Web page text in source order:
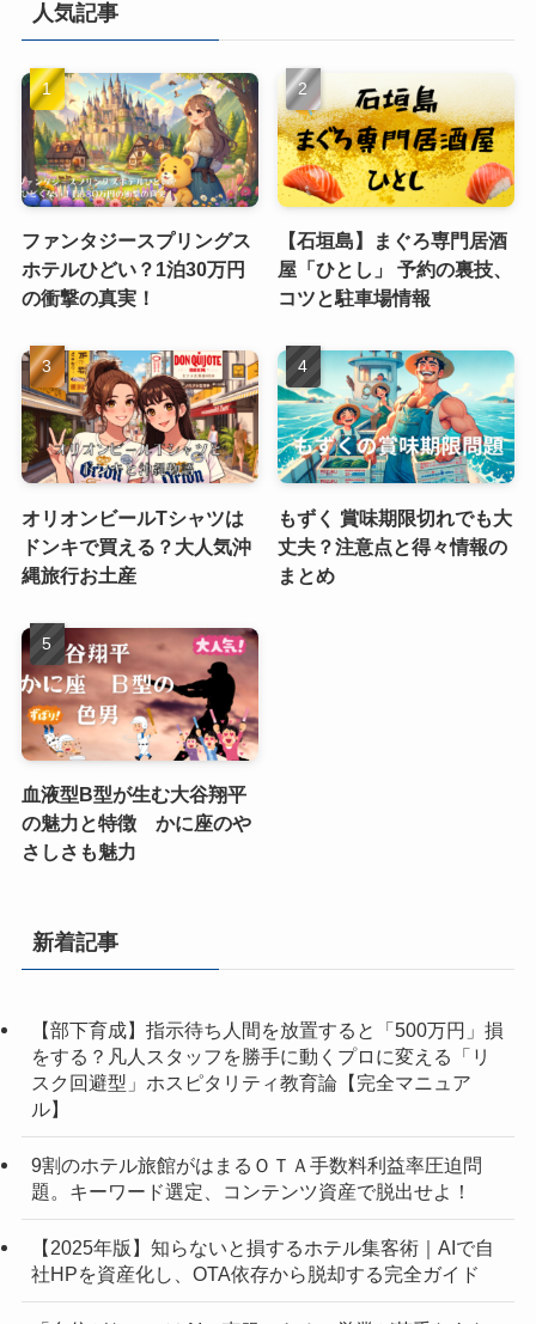
人気記事
ファンタジースプリングス
ホテルひどい？1泊30万円
の衝撃の真実！
【石垣島】まぐろ専門居酒
屋「ひとし」 予約の裏技、
コツと駐車場情報
オリオンビールTシャツは
ドンキで買える？大人気沖
縄旅行お土産
もずく 賞味期限切れでも大
丈夫？注意点と得々情報の
まとめ
血液型B型が生む大谷翔平
の魅力と特徴 かに座のや
さしさも魅力
新着記事
【部下育成】指示待ち人間を放置すると「500万円」損
をする？凡人スタッフを勝手に動くプロに変える「リ
スク回避型」ホスピタリティ教育論【完全マニュア
ル】
9割のホテル旅館がはまるＯＴＡ手数料利益率圧迫問
題。キーワード選定、コンテンツ資産で脱出せよ！
【2025年版】知らないと損するホテル集客術｜AIで自
社HPを資産化し、OTA依存から脱却する完全ガイド